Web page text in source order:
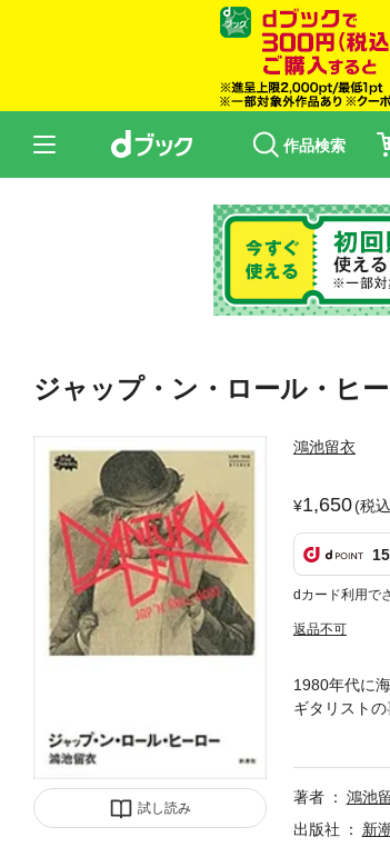
作品検索
ジャップ・ン・ロール・ヒ
試し読み
鴻池留衣
1,650(税
15
dカード利用で
返品不可
1980年代に
ギタリスト
イクがオリ
著者
鴻池
出版社
新